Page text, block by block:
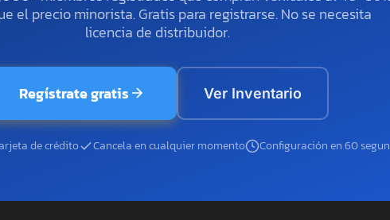
el precio minorista. Gratis para registrarse. No se necesita
licencia de distribuidor.
Regístrate gratis Ver Inventario
de crédito Cancela en cualquier momento Configuración en 60